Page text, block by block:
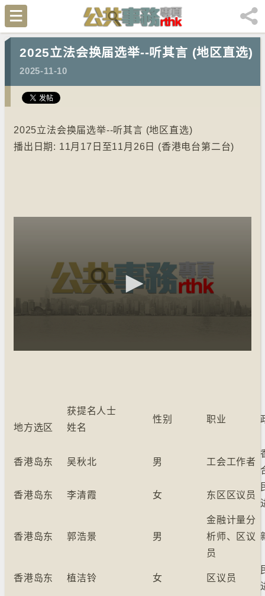
2025立法会换届选举--听其言 (地区直选)
2025-11-10
2025立法会换届选举--听其言 (地区直选)
播出日期: 11月17日至11月26日 (香港电台第二台)
地方选区
获提名人士
姓名
性别 职业
香港岛东 吴秋北 男 工会工作者
香港岛东 李清霞 女 东区区议员
香港岛东 郭浩景 男
金融计量分
析师、区议
员
香港岛东 植洁铃 女 区议员